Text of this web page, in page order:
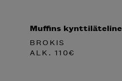
Muffins kynttiläteline
BROKIS
ALK.110€